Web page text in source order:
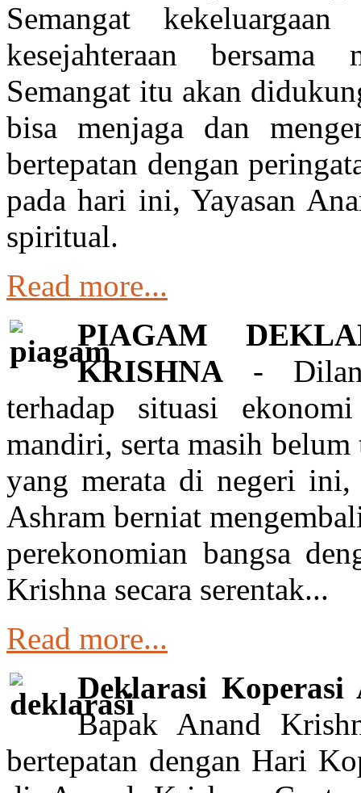
Semangat
kesejahteraan bersama
Semangat itu akan
bisa menjaga dan
bertepatan dengan
pada hari ini, Yayasan
spiritual.
Read more...
PIAGAM
KRISHNA -
terhadap situasi
mandiri, serta masih
yang merata di negeri ini,
Ashram berniat
perekonomian bangsa
Krishna secara serentak...
Read more...
Deklarasi
Bapak Anand
bertepatan dengan Hari